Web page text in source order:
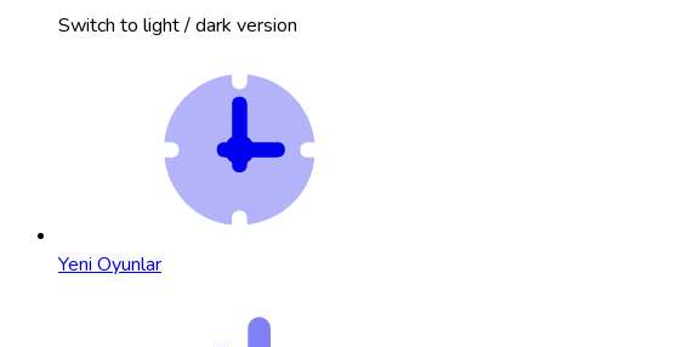
Switch to light / dark version
Yeni Oyunlar